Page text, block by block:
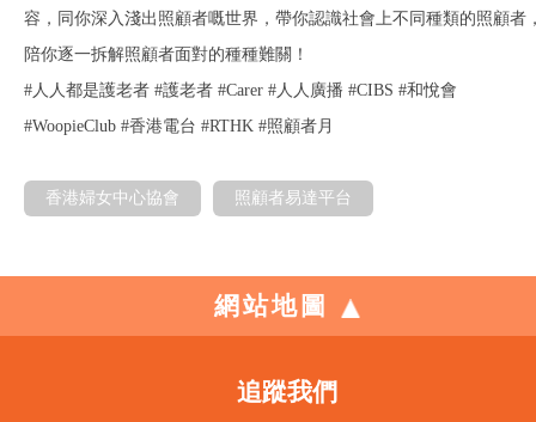
容，同你深入淺出照顧者嘅世界，帶你認識社會上不同種類的照顧者
陪你逐一拆解照顧者面對的種種難關！
#人人都是護老者 #護老者 #Carer #人人廣播 #CIBS #和悅會
#WoopieClub #香港電台 #RTHK #照顧者月
香港婦女中心協會 照顧者易達平台
網站地圖
追蹤我們